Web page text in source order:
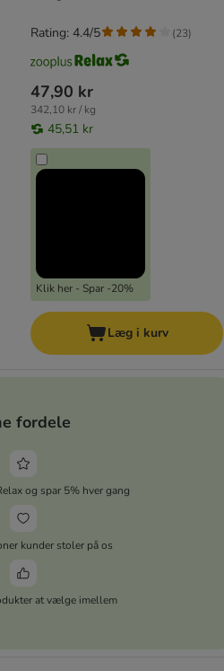
47,90 kr
342,10 kr / kg
45,51 kr
Klik her - Spar -20%
Rating: 4.4/5 (23)
Læg i kurv
fordele
og spar 5% hver gang
kunder stoler på os
at vælge imellem